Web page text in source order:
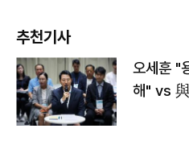
추천기사
오세훈 "
해" vs